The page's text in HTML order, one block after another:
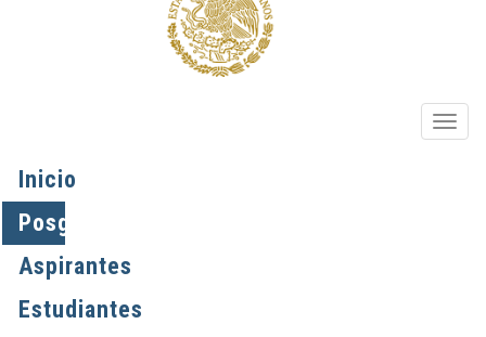
Inicio
Posgrados
Aspirantes
Estudiantes